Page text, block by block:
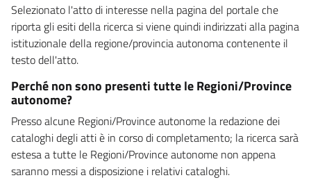
Selezionato l'atto di interesse nella pagina del portale che
riporta gli esiti della ricerca si viene quindi indirizzati alla pagina
istituzionale della regione/provincia autonoma contenente il
testo dell'atto.
Perché non sono presenti tutte le Regioni/Province
autonome?
Presso alcune Regioni/Province autonome la redazione dei
cataloghi degli atti è in corso di completamento; la ricerca sarà
estesa a tutte le Regioni/Province autonome non appena
saranno messi a disposizione i relativi cataloghi.